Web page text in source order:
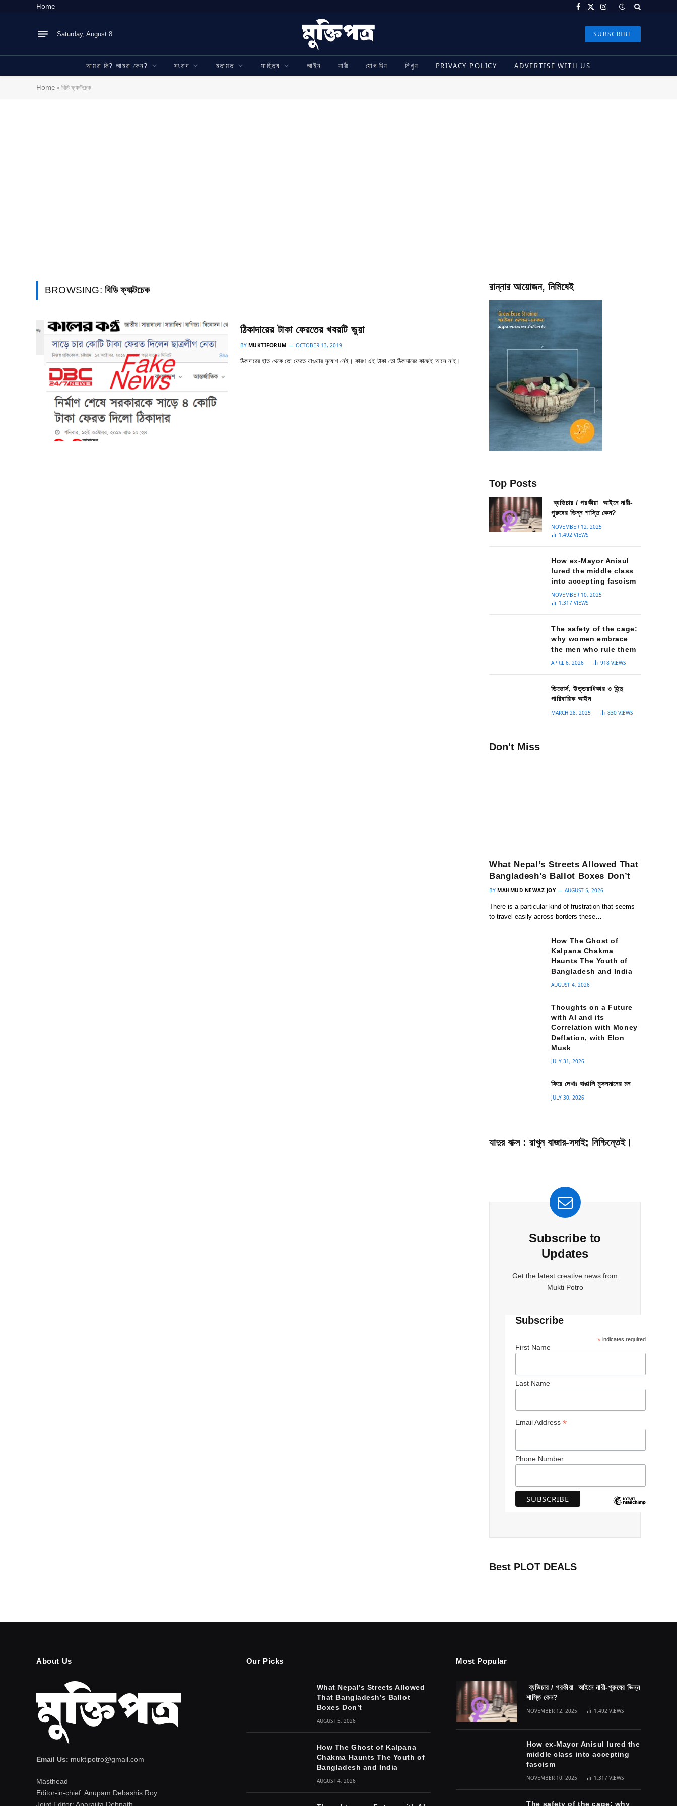
Home Facebook
X
Instagram
Saturday, August 8 SUBSCRIBE
আমরা কি? আমরা কেন? সংবাদ মতামত সাহিত্য আইন নারী যোগ দিন লিখুন PRIVACY POLICY ADVERTISE WITH US
Home » বিডি ফ্যাক্টচেক
BROWSING: বিডি ফ্যাক্টচেক
ঠিকাদারের টাকা ফেরতের খবরটি ভুয়া
BY MUKTIFORUM OCTOBER 13, 2019
ঠিকাদারের হাত থেকে তো ফেরত যাওয়ার সুযোগ নেই। কারণ এই টাকা তো ঠিকাদারের কাছেই আসে নাই।
রান্নার আয়োজন, নিমিষেই
Top Posts
ব্যভিচার / পরকীয়া আইনে নারী-
পুরুষের ভিন্ন শাস্তি কেন?
NOVEMBER 12, 2025
1,492VIEWS
How ex-Mayor Anisul
lured the middle class
into accepting fascism
NOVEMBER 10, 2025
1,317VIEWS
The safety of the cage:
why women embrace
the men who rule them
APRIL 6, 2026 918VIEWS
ডিভোর্স, উত্তরাধিকার ও হিন্দু
পারিবারিক আইন
MARCH 28, 2025 830VIEWS
Don't Miss
What Nepal’s Streets Allowed That
Bangladesh’s Ballot Boxes Don’t
BY MAHMUD NEWAZ JOY AUGUST 5, 2026
There is a particular kind of frustration that seems
to travel easily across borders these…
How The Ghost of
Kalpana Chakma
Haunts The Youth of
Bangladesh and India
AUGUST 4, 2026
Thoughts on a Future
with AI and its
Correlation with Money
Deflation, with Elon
Musk
JULY 31, 2026
ফিরে দেখাঃ বাঙালি মুসলমানের মন
JULY 30, 2026
যাদুর বাক্স : রাখুন বাজার-সদাই; নিশ্চিন্তেই।
Subscribe to
Updates
Get the latest creative news from
Mukti Potro
Subscribe
* indicates required
First Name
Last Name
Email Address*
Phone Number
Best PLOT DEALS
About Us
Email Us: muktipotro@gmail.com
Masthead
Editor-in-chief: Anupam Debashis Roy
Our Picks
What Nepal’s Streets Allowed
That Bangladesh’s Ballot
Boxes Don’t
AUGUST 5, 2026
How The Ghost of Kalpana
Chakma Haunts The Youth of
Bangladesh and India
AUGUST 4, 2026
Most Popular
ব্যভিচার / পরকীয়া আইনে নারী-পুরুষের ভিন্ন
শাস্তি কেন?
NOVEMBER 12, 2025 1,492VIEWS
How ex-Mayor Anisul lured the
middle class into accepting
fascism
NOVEMBER 10, 2025 1,317VIEWS
The safety of the cage: why